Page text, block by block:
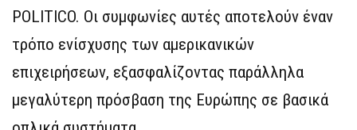
POLITICO. Οι συμφωνίες αυτές αποτελούν έναν
τρόπο ενίσχυσης των αμερικανικών
επιχειρήσεων, εξασφαλίζοντας παράλληλα
μεγαλύτερη πρόσβαση της Ευρώπης σε βασικά